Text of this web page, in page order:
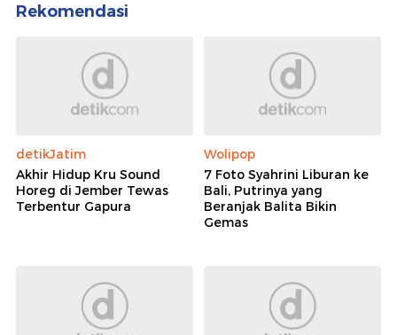
Rekomendasi
detikJatim
Akhir Hidup Kru Sound
Horeg di Jember Tewas
Terbentur Gapura
Wolipop
7 Foto Syahrini Liburan ke
Bali, Putrinya yang
Beranjak Balita Bikin
Gemas